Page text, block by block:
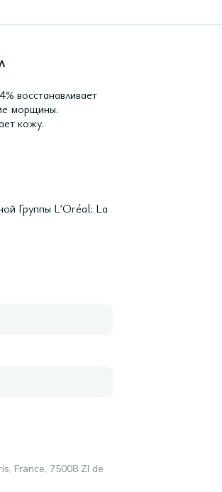
восстанавливает
морщины.
кожу.
Группы LʼOréal: La
France, 75008 ZI de